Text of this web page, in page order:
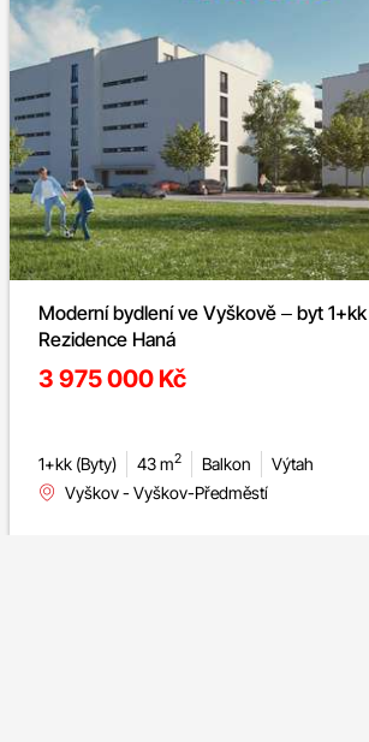
Moderní bydlení ve Vyškově – byt
Rezidence Haná
3 975 000 Kč
1+kk (Byty) 43 m2 Balkon
Výtah
Vyškov - Vyškov-Předměstí